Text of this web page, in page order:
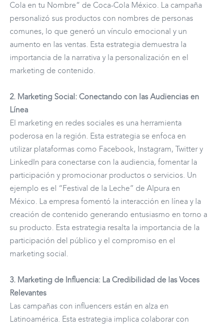
Cola en tu Nombre” de Coca-Cola México. La campaña
personalizó sus productos con nombres de personas
comunes, lo que generó un vínculo emocional y un
aumento en las ventas. Esta estrategia demuestra la
importancia de la narrativa y la personalización en el
marketing de contenido.
2. Marketing Social: Conectando con las Audiencias en
Línea
El marketing en redes sociales es una herramienta
poderosa en la región. Esta estrategia se enfoca en
utilizar plataformas como Facebook, Instagram, Twitter y
LinkedIn para conectarse con la audiencia, fomentar la
participación y promocionar productos o servicios. Un
ejemplo es el “Festival de la Leche” de Alpura en
México. La empresa fomentó la interacción en línea y la
creación de contenido generando entusiasmo en torno a
su producto. Esta estrategia resalta la importancia de la
participación del público y el compromiso en el
marketing social.
3. Marketing de Influencia: La Credibilidad de las Voces
Relevantes
Las campañas con influencers están en alza en
Latinoamérica. Esta estrategia implica colaborar con